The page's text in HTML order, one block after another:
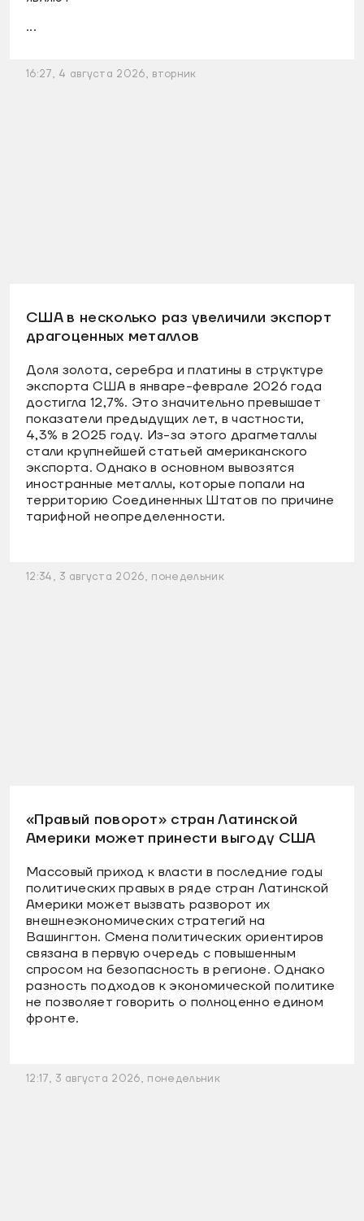
...
16:27, 4 августа 2026, вторник
США в несколько раз увеличили экспорт
драгоценных металлов
Доля золота, серебра и платины в структуре
экспорта США в январе-феврале 2026 года
достигла 12,7%. Это значительно превышает
показатели предыдущих лет, в частности,
4,3% в 2025 году. Из-за этого драгметаллы
стали крупнейшей статьей американского
экспорта. Однако в основном вывозятся
иностранные металлы, которые попали на
территорию Соединенных Штатов по причине
тарифной неопределенности.
12:34, 3 августа 2026, понедельник
«Правый поворот» стран Латинской
Америки может принести выгоду США
Массовый приход к власти в последние годы
политических правых в ряде стран Латинской
Америки может вызвать разворот их
внешнеэкономических стратегий на
Вашингтон. Смена политических ориентиров
связана в первую очередь с повышенным
спросом на безопасность в регионе. Однако
разность подходов к экономической политике
не позволяет говорить о полноценно едином
фронте.
12:17, 3 августа 2026, понедельник